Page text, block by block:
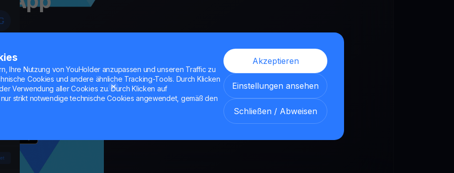
Ihre Nutzung von YouHolder anzupassen und unseren Traffic zu
Cookies und andere ähnliche Tracking-Tools. Durch Klicken
Verwendung aller Cookies zu. Durch Klicken auf
strikt notwendige technische Cookies angewendet, gemäß den
Akzeptieren
Einstellungen ansehen
Schließen / Abweisen
der Finanzen mit
investieren und Ihr
sicher in einer App